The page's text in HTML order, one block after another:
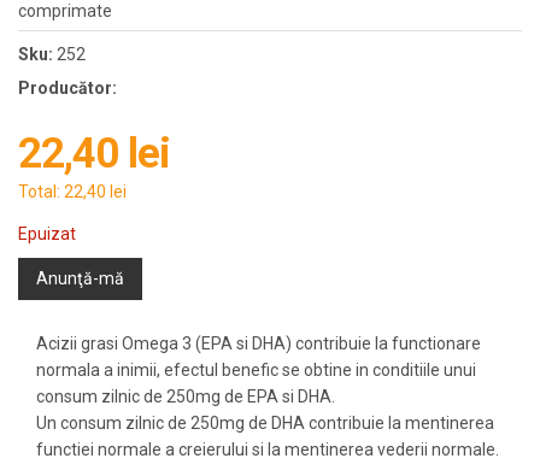
comprimate
Sku: 252
Producător:
22,40 lei
Total: 22,40 lei
Epuizat
Anunţă-mă
Acizii grasi Omega 3 (EPA si DHA) contribuie la functionare
normala a inimii, efectul benefic se obtine in conditiile unui
consum zilnic de 250mg de EPA si DHA.
Un consum zilnic de 250mg de DHA contribuie la mentinerea
functiei normale a creierului si la mentinerea vederii normale.